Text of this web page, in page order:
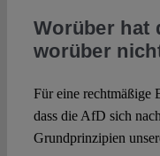
Worüber hat
worüber
Für eine rechtmäßige
dass die AfD sich
Grundprinzipien